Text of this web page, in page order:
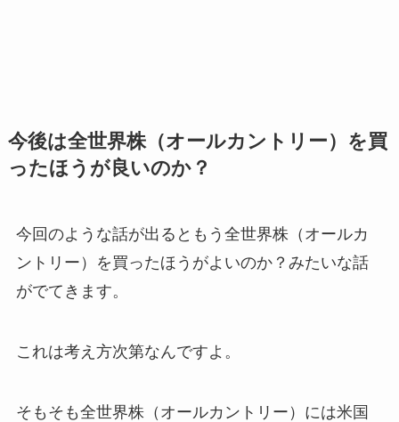
今後は全世界株（オールカントリー）を買
ったほうが良いのか？
今回のような話が出るともう全世界株（オールカ
ントリー）を買ったほうがよいのか？みたいな話
がでてきます。
これは考え方次第なんですよ。
そもそも全世界株（オールカントリー）には米国